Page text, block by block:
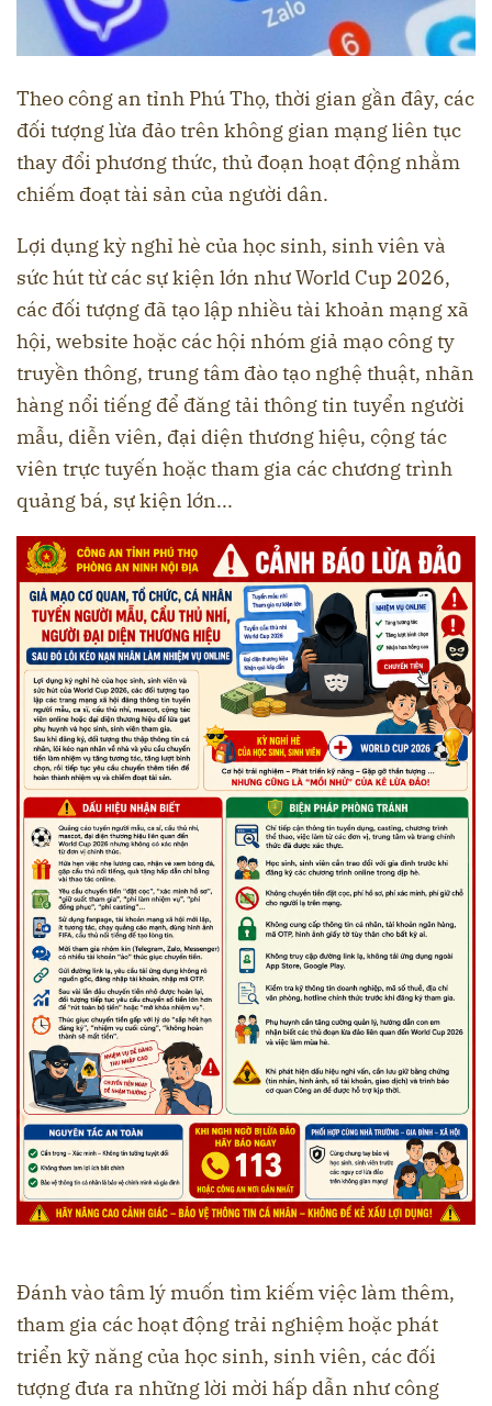
Theo công an tỉnh Phú Thọ, thời gian gần đây, các
đối tượng lừa đảo trên không gian mạng liên tục
thay đổi phương thức, thủ đoạn hoạt động nhằm
chiếm đoạt tài sản của người dân.
Lợi dụng kỳ nghỉ hè của học sinh, sinh viên và
sức hút từ các sự kiện lớn như World Cup 2026,
các đối tượng đã tạo lập nhiều tài khoản mạng xã
hội, website hoặc các hội nhóm giả mạo công ty
truyền thông, trung tâm đào tạo nghệ thuật, nhãn
hàng nổi tiếng để đăng tải thông tin tuyển người
mẫu, diễn viên, đại diện thương hiệu, cộng tác
viên trực tuyến hoặc tham gia các chương trình
quảng bá, sự kiện lớn...
Đánh vào tâm lý muốn tìm kiếm việc làm thêm,
tham gia các hoạt động trải nghiệm hoặc phát
triển kỹ năng của học sinh, sinh viên, các đối
tượng đưa ra những lời mời hấp dẫn như công